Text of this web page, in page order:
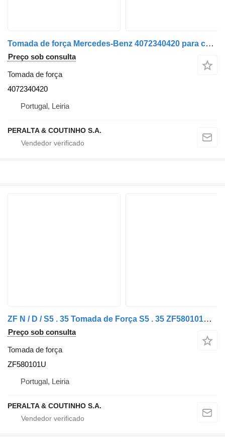
Tomada de força Mercedes-Benz 4072340420 para camião Mercedes-Benz
Preço sob consulta
Tomada de força
4072340420
Portugal, Leiria
PERALTA & COUTINHO S.A.
ZF N / D / S5 . 35 Tomada de Força S5 . 35 ZF580101U para camião
Preço sob consulta
Tomada de força
ZF580101U
Portugal, Leiria
PERALTA & COUTINHO S.A.